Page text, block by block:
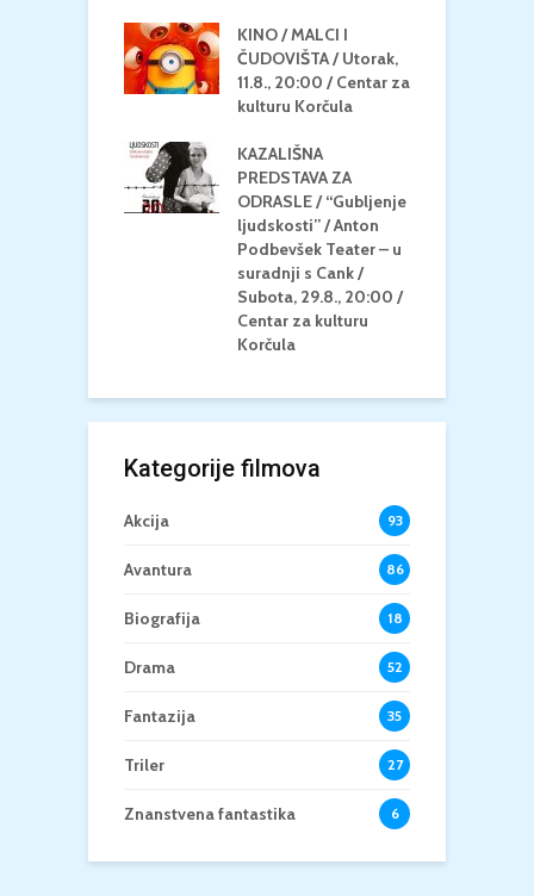
KINO / MALCI I
ČUDOVIŠTA / Utorak,
11.8., 20:00 / Centar za
kulturu Korčula
KAZALIŠNA
PREDSTAVA ZA
ODRASLE / “Gubljenje
ljudskosti” / Anton
Podbevšek Teater – u
suradnji s Cank /
Subota, 29.8., 20:00 /
Centar za kulturu
Korčula
Kategorije filmova
Akcija 93
Avantura 86
Biografija 18
Drama 52
Fantazija 35
Triler 27
Znanstvena fantastika 6